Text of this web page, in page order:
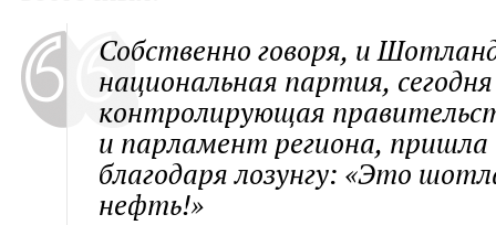
Собственно говоря, и
национальная партия, сегодня
контролирующая
и парламент региона, пришла
благодаря лозунгу: «Это
нефть!»